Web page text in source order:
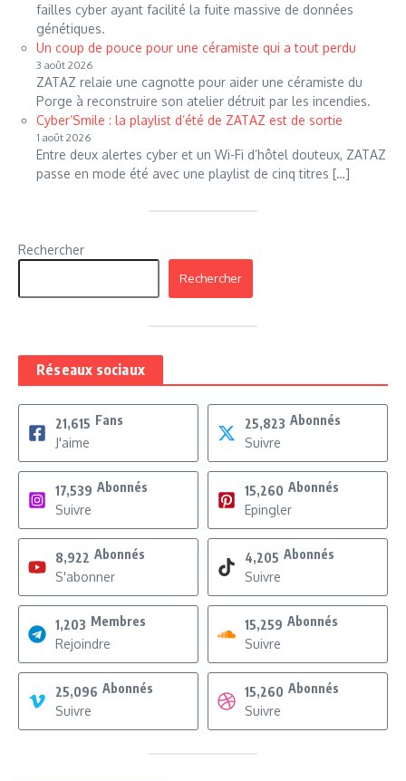
failles cyber ayant facilité la fuite massive de données
génétiques.
Un coup de pouce pour une céramiste qui a tout perdu
3 août 2026
ZATAZ relaie une cagnotte pour aider une céramiste du
Porge à reconstruire son atelier détruit par les incendies.
Cyber’Smile : la playlist d’été de ZATAZ est de sortie
1 août 2026
Entre deux alertes cyber et un Wi-Fi d’hôtel douteux, ZATAZ
passe en mode été avec une playlist de cinq titres […]
Rechercher
Rechercher
Réseaux sociaux
21,615 Fans
J'aime
25,823 Abonnés
Suivre
17,539 Abonnés
Suivre
15,260 Abonnés
Epingler
8,922 Abonnés
S'abonner
4,205 Abonnés
Suivre
1,203 Membres
Rejoindre
15,259 Abonnés
Suivre
25,096 Abonnés
Suivre
15,260 Abonnés
Suivre